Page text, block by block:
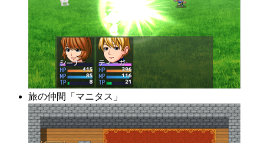
旅の仲間「マニタス」